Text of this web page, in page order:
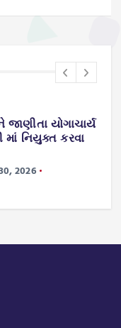
યોગાચાર્ય
માં નિયુક્ત કરવા
2026